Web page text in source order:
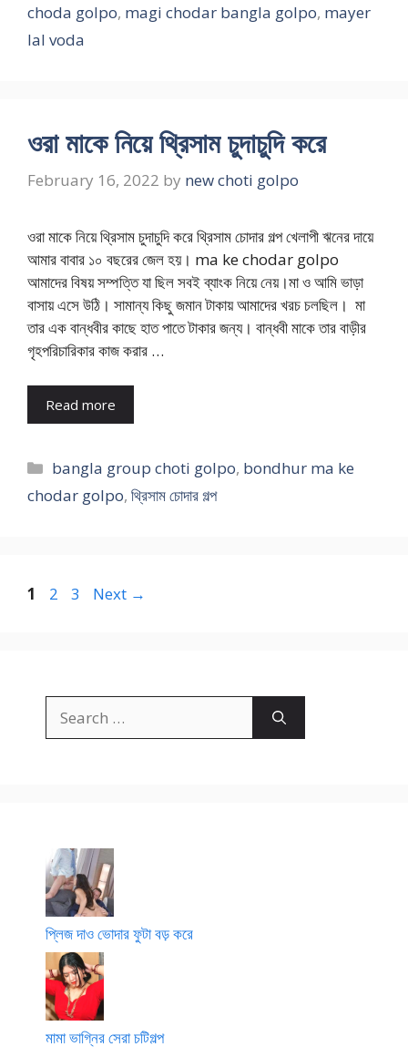
choda golpo, magi chodar bangla golpo, mayer
lal voda
ওরা মাকে নিয়ে থ্রিসাম চুদাচুদি করে
February 16, 2022 by new choti golpo
ওরা মাকে নিয়ে থ্রিসাম চুদাচুদি করে থ্রিসাম চোদার গল্প খেলাপী ঋনের দায়ে
আমার বাবার ১০ বছরের জেল হয়। ma ke chodar golpo
আমাদের বিষয় সম্পত্তি যা ছিল সবই ব্যাংক নিয়ে নেয়।মা ও আমি ভাড়া
বাসায় এসে উঠি। সামান্য কিছু জমান টাকায় আমাদের খরচ চলছিল। মা
তার এক বান্ধবীর কাছে হাত পাতে টাকার জন্য। বান্ধবী মাকে তার বাড়ীর
গৃহপরিচারিকার কাজ করার …
Read more
Categories
bangla group choti golpo, bondhur ma ke
chodar golpo, থ্রিসাম চোদার গল্প
Page
1 Page
2 Page
3 Next →
for:
প্লিজ দাও ভোদার ফুটা বড় করে
মামা ভাগ্নির সেরা চটিগল্প